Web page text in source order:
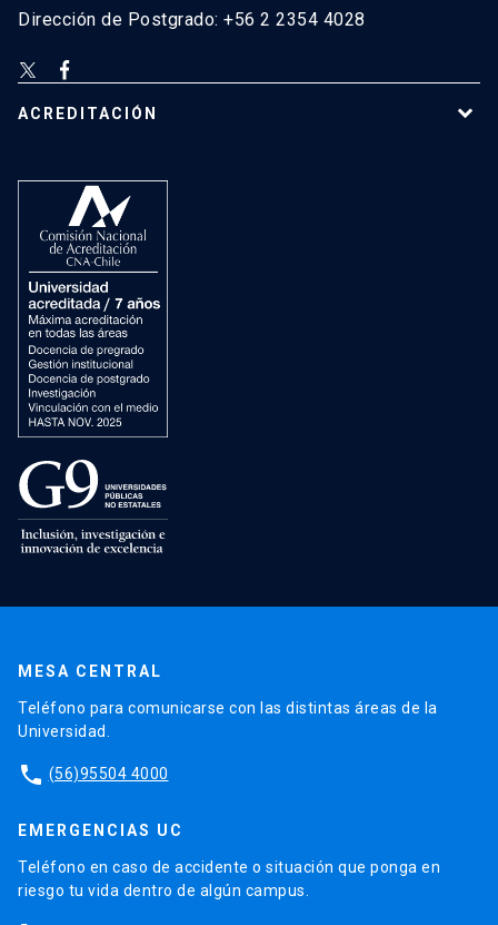
Dirección de Postgrado: +56 2 2354 4028
ACREDITACIÓN
MESA CENTRAL
Teléfono para comunicarse con las distintas áreas de la
Universidad.
phone (56)95504 4000
EMERGENCIAS UC
Teléfono en caso de accidente o situación que ponga en
riesgo tu vida dentro de algún campus.